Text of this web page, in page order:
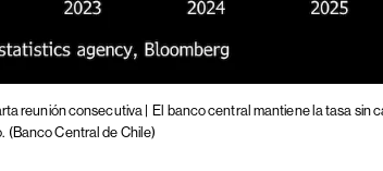
reunión consecutiva |
El banco central mantiene la tasa sin
(Banco Central de Chile)